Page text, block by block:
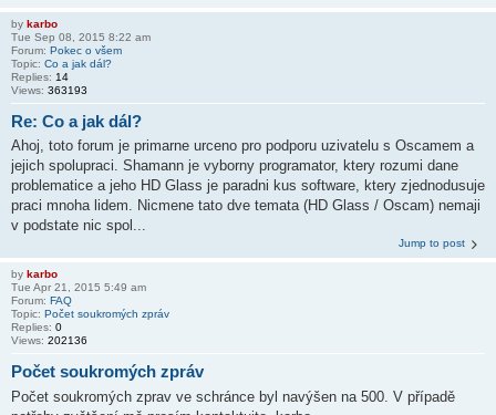
by karbo
Tue Sep 08, 2015 8:22 am
Forum: Pokec o všem
Topic: Co a jak dál?
Replies: 14
Views: 363193
Re: Co a jak dál?
Ahoj, toto forum je primarne urceno pro podporu uzivatelu s Oscamem a
jejich spolupraci. Shamann je vyborny programator, ktery rozumi dane
problematice a jeho HD Glass je paradni kus software, ktery zjednodusuje
praci mnoha lidem. Nicmene tato dve temata (HD Glass / Oscam) nemaji
v podstate nic spol...
Jump to post
by karbo
Tue Apr 21, 2015 5:49 am
Forum: FAQ
Topic: Počet soukromých zpráv
Replies: 0
Views: 202136
Počet soukromých zpráv
Počet soukromých zprav ve schránce byl navýšen na 500. V případě